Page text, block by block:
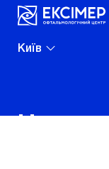
Київ